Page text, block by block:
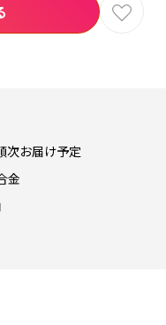
次お届け予定
金